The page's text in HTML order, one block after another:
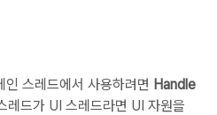
인 스레드에서 사용하려면 Handle
레드가 UI 스레드라면 UI 자원을